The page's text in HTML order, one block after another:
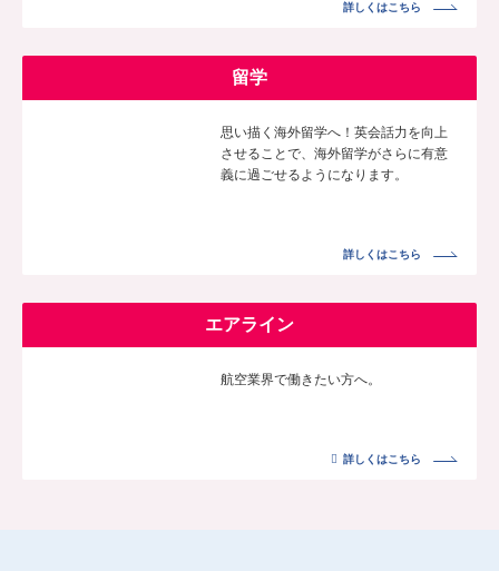
詳しくはこちら
留学
思い描く海外留学へ！英会話力を向上
させることで、海外留学がさらに有意
義に過ごせるようになります。
詳しくはこちら
エアライン
航空業界で働きたい方へ。
詳しくはこちら